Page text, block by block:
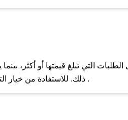
على تويتر أو البريد
التي تبلغ قيمتها أو أكثر،
ذلك. للاستفادة من خيار التوصيل السريع، يرجى تقديم طلبك قبل الساعة .